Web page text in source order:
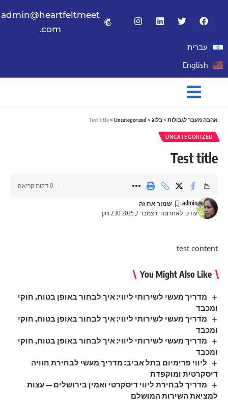
admin@heartfeltmeet
.com
עברית
English
אהבה מעבר לגבולות > בלוג >
Uncategorized
>
Test title
UNCATEGORIZED
Test title
עודכן לאחרונה: דצמבר 7, 2025 2:30 pm
admin
test content
You Might Also Like
מדריך מעשי לשירותי ליווי: איך לבחור באופן בטוח, חוקי
ומכבד
מדריך מעשי לשירותי ליווי: איך לבחור באופן בטוח, חוקי
ומכבד
מדריך מעשי לשירותי ליווי: איך לבחור באופן בטוח, חוקי
ומכבד
ליווי פרימיום בתל אביב: מדריך מעשי לבחירת חוויה
דיסקרטית ומוקפדת
מדריך לבחירת ליווי דיסקרטי ואמין בירושלים — עצות
למציאת השירות המושלם